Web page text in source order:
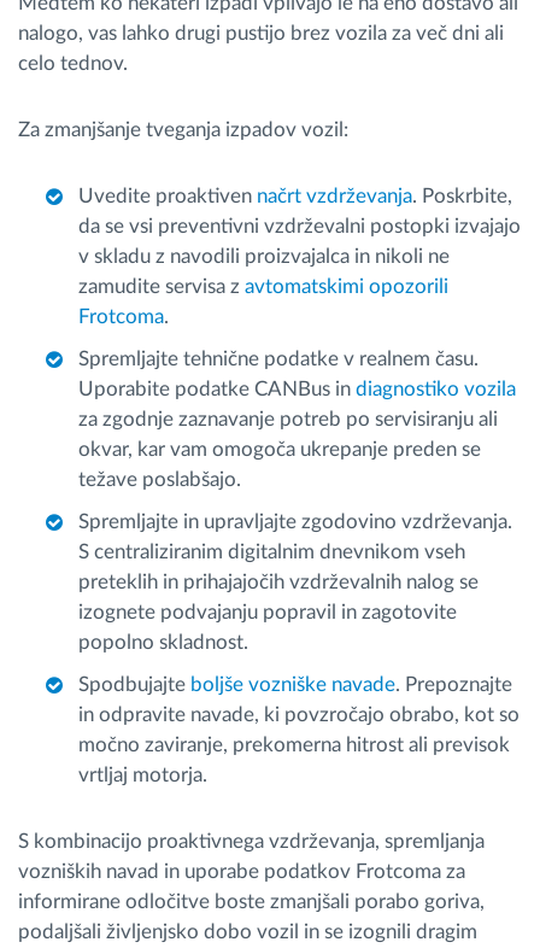
nalogo, vas lahko drugi pustijo brez vozila za več dni ali
celo tednov.
Za zmanjšanje tveganja izpadov vozil:
Uvedite proaktiven načrt vzdrževanja. Poskrbite,
da se vsi preventivni vzdrževalni postopki izvajajo
v skladu z navodili proizvajalca in nikoli ne
zamudite servisa z avtomatskimi opozorili
Frotcoma.
Spremljajte tehnične podatke v realnem času.
Uporabite podatke CANBus in diagnostiko vozila
za zgodnje zaznavanje potreb po servisiranju ali
okvar, kar vam omogoča ukrepanje preden se
težave poslabšajo.
Spremljajte in upravljajte zgodovino vzdrževanja.
S centraliziranim digitalnim dnevnikom vseh
preteklih in prihajajočih vzdrževalnih nalog se
izognete podvajanju popravil in zagotovite
popolno skladnost.
Spodbujajte boljše vozniške navade. Prepoznajte
in odpravite navade, ki povzročajo obrabo, kot so
močno zaviranje, prekomerna hitrost ali previsok
vrtljaj motorja.
S kombinacijo proaktivnega vzdrževanja, spremljanja
vozniških navad in uporabe podatkov Frotcoma za
informirane odločitve boste zmanjšali porabo goriva,
podaljšali življenjsko dobo vozil in se izognili dragim